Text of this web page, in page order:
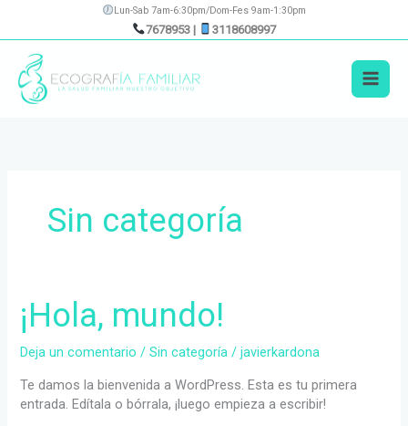
Lun-Sab 7am-6:30pm/Dom-Fes 9am-1:30pm
7678953 | 3118608997
Sin categoría
¡Hola, mundo!
Deja un comentario /Sin categoría /javierkardona
Te damos la bienvenida a WordPress. Esta es tu primera
entrada. Edítala o bórrala, ¡luego empieza a escribir!